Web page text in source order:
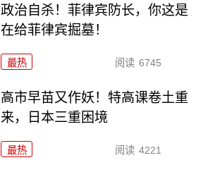
政治自杀！菲律宾防长，你这是
在给菲律宾掘墓！
最热 阅读 6745
高市早苗又作妖！特高课卷土重
来，日本三重困境
最热 阅读 4221